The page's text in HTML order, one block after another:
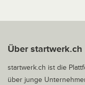
Über startwerk.ch
startwerk.ch ist die
über junge